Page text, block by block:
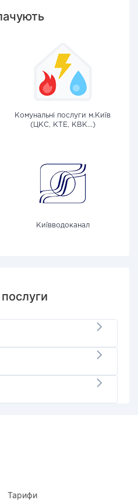
Комунальні послуги м.Київ
(ЦКС, КТЕ, КВК...)
Київводоканал
Тарифи